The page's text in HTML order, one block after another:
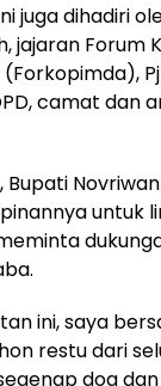
juga dihadiri
jajaran Forum
camat dan
Bupati
untuk
ini, saya
restu dari
doa